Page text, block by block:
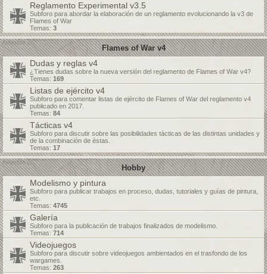
Reglamento Experimental v3.5
Subforo para abordar la elaboración de un reglamento evolucionando la v3 de
Flames of War
Temas: 3
Flames of War v4
Dudas y reglas v4
¿Tienes dudas sobre la nueva versión del reglamento de Flames of War v4?
Temas: 169
Listas de ejército v4
Subforo para comentar listas de ejército de Flames of War del reglamento v4
publicado en 2017.
Temas: 84
Tácticas v4
Subforo para discutir sobre las posibilidades tácticas de las distintas unidades y
de la combinación de éstas.
Temas: 17
Hobby
Modelismo y pintura
Subforo para publicar trabajos en proceso, dudas, tutoriales y guías de pintura,
etc.
Temas: 4745
Galería
Subforo para la publicación de trabajos finalizados de modelismo.
Temas: 714
Videojuegos
Subforo para discutir sobre videojuegos ambientados en el trasfondo de los
wargames.
Temas: 263